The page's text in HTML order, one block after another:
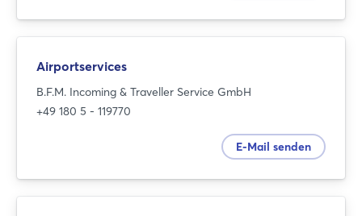
Airportservices
B.F.M. Incoming & Traveller Service GmbH
+49 180 5 - 119770
E-Mail senden